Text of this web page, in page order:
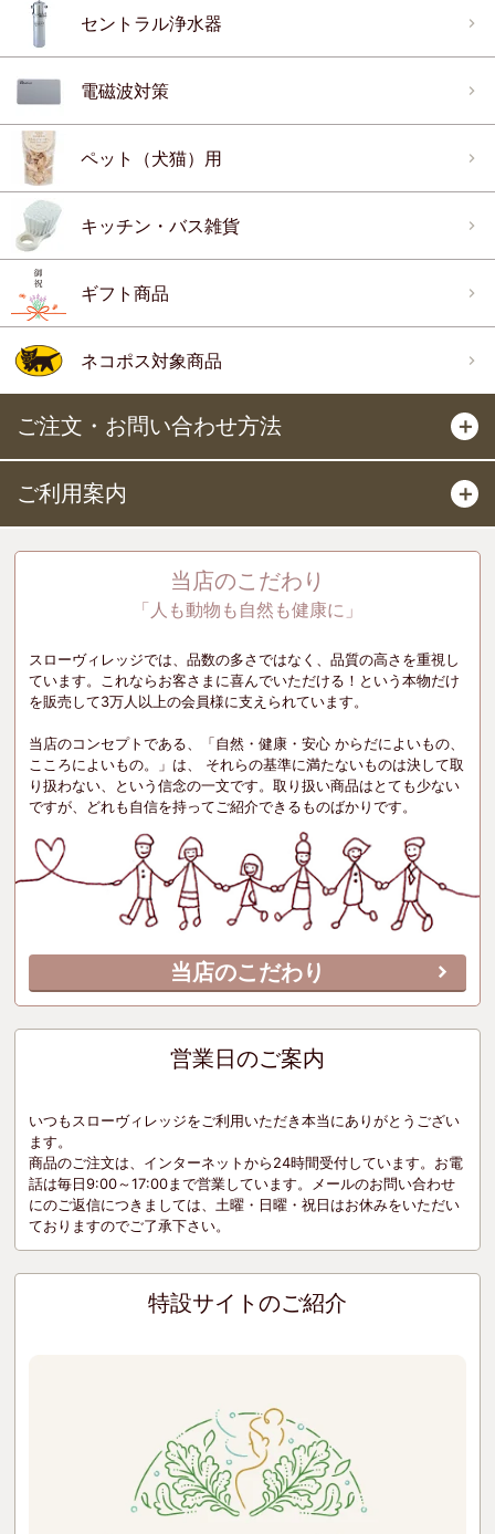
セントラル浄水器
電磁波対策
ペット（犬猫）用
キッチン・バス雑貨
ギフト商品
ネコポス対象商品
ご注文・お問い合わせ方法 ＋
ご利用案内 ＋
当店のこだわり
「人も動物も自然も健康に」
スローヴィレッジでは、品数の多さではなく、品質の高さを重視し
ています。これならお客さまに喜んでいただける！という本物だけ
を販売して3万人以上の会員様に支えられています。
当店のコンセプトである、「自然・健康・安心 からだによいもの、
こころによいもの。」は、 それらの基準に満たないものは決して取
り扱わない、という信念の一文です。取り扱い商品はとても少ない
ですが、どれも自信を持ってご紹介できるものばかりです。
当店のこだわり
営業日のご案内
いつもスローヴィレッジをご利用いただき本当にありがとうござい
ます。
商品のご注文は、インターネットから24時間受付しています。お電
話は毎日9:00～17:00まで営業しています。メールのお問い合わせ
にのご返信につきましては、土曜・日曜・祝日はお休みをいただい
ておりますのでご了承下さい。
特設サイトのご紹介